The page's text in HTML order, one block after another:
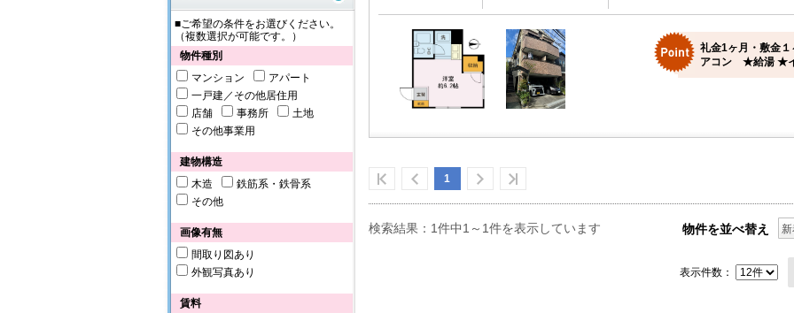
■ご希望の条件をお選びください。
（複数選択が可能です。）
物件種別
マンション
アパート
一戸建／その他居住用
店舗
事務所
土地
その他事業用
建物構造
木造
鉄筋系・鉄骨系
その他
画像有無
間取り図あり
外観写真あり
賃料
礼金1ヶ月・敷金
アコン ★給湯 ★イ
物件を並べ替え
1
表示件数：
検索結果：1件中1～1件を表示しています